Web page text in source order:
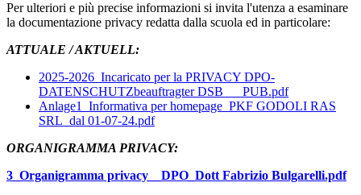
Per ulteriori e più precise informazioni si invita l'utenza a esaminare
la documentazione privacy redatta dalla scuola ed in particolare:
ATTUALE / AKTUELL:
2025-2026_Incaricato per la PRIVACY DPO-
DATENSCHUTZbeauftragter DSB___PUB.pdf
Anlage1_Informativa per homepage_PKF GODOLI RAS
SRL_dal 01-07-24.pdf
ORGANIGRAMMA PRIVACY:
3_Organigramma privacy__DPO_Dott Fabrizio Bulgarelli.pdf